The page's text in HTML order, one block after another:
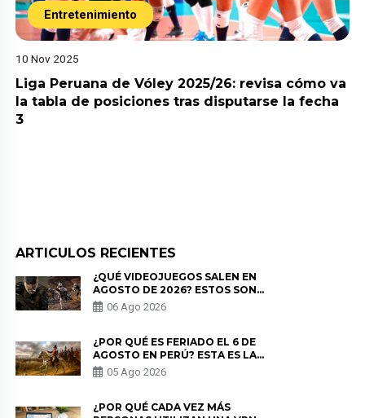
Entretenimiento
10 Nov 2025
Liga Peruana de Vóley 2025/26: revisa cómo va
la tabla de posiciones tras disputarse la fecha
3
ARTICULOS RECIENTES
¿QUÉ VIDEOJUEGOS SALEN EN
AGOSTO DE 2026? ESTOS SON
LOS ESTRENOS MÁS ESPERADOS
06 Ago 2026
¿POR QUÉ ES FERIADO EL 6 DE
AGOSTO EN PERÚ? ESTA ES LA
HISTORIA
05 Ago 2026
¿POR QUÉ CADA VEZ MÁS